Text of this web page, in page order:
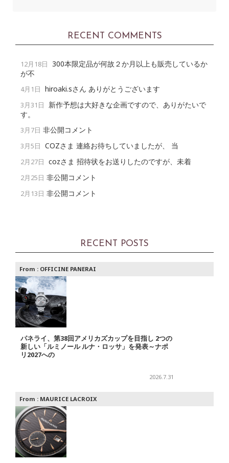
RECENT COMMENTS
12月18日 300本限定品が何故２か月以上も販売しているか
が不
4月1日 hiroaki.sさん ありがとうございます
3月31日
新作予想は大好きな企画ですので、ありがたいで
す。
3月7日 非公開コメント
3月5日 COZさま 連絡お待ちしていましたが、 当
2月27日 cozさま 招待状をお送りしたのですが、未着
2月25日 非公開コメント
2月13日 非公開コメント
RECENT POSTS
From : OFFICINE PANERAI
パネライ、第38回アメリカズカップを目指し 2つの
新しい「ルミノール ルナ・ロッサ」を発表～ナポ
リ2027への
2026.7.31
From : MAURICE LACROIX